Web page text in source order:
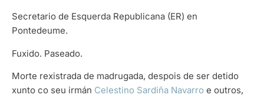
Secretario de Esquerda Republicana (ER) en
Pontedeume.
Fuxido. Paseado.
Morte rexistrada de madrugada, despois de ser detido
xunto co seu irmán Celestino Sardiña Navarro e outros,